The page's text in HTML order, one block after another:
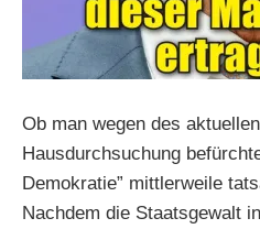
Ob man wegen des
Hausdurchsuchung
Demokratie” mittlerweile
Nachdem die Staatsgewalt in